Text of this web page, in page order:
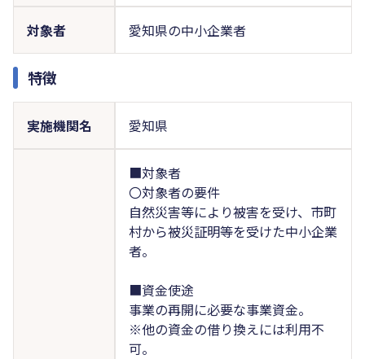
対象者 愛知県の中小企業者
特徴
実施機関名 愛知県
■対象者
〇対象者の要件
自然災害等により被害を受け、市町
村から被災証明等を受けた中小企業
者。
■資金使途
事業の再開に必要な事業資金。
※他の資金の借り換えには利用不
可。